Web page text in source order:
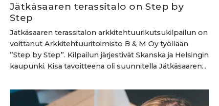
Jätkäsaaren terassitalo on Step by
Step
Jätkäsaaren terassitalon arkkitehtuurikutsukilpailun on
voittanut Arkkitehtuuritoimisto B & M Oy työllään
”Step by Step”. Kilpailun järjestivät Skanska ja Helsingin
kaupunki. Kisa tavoitteena oli suunnitella Jätkäsaaren...